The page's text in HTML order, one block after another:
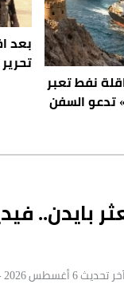
نفط تعبر
تدعو السفن
بعد
تحرير 308 رهائن في نيجيريا
بايدن..